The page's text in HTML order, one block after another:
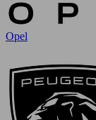
Opel